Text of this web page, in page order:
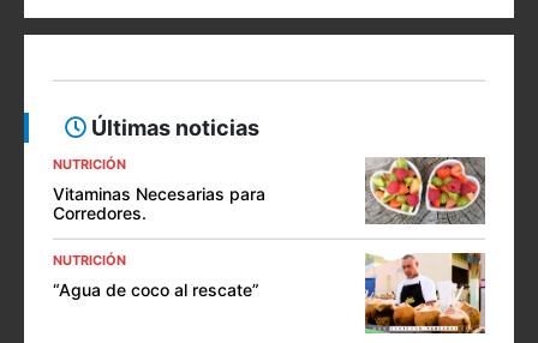
Últimas noticias
NUTRICIÓN
Vitaminas Necesarias para
Corredores.
NUTRICIÓN
“Agua de coco al rescate”